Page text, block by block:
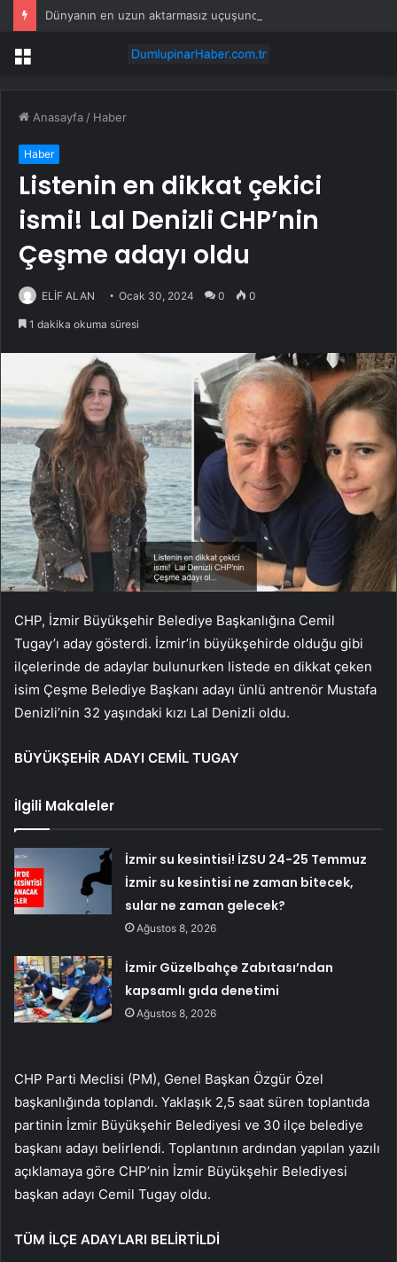
Menü
Anasayfa / Haber
Haber
Listenin en dikkat çekici
ismi! Lal Denizli CHP’nin
Çeşme adayı oldu
ELİF ALAN Ocak 30, 2024 0 0
1 dakika okuma süresi
CHP, İzmir Büyükşehir Belediye Başkanlığına Cemil
Tugay’ı aday gösterdi. İzmir’in büyükşehirde olduğu gibi
ilçelerinde de adaylar bulunurken listede en dikkat çeken
isim Çeşme Belediye Başkanı adayı ünlü antrenör Mustafa
Denizli’nin 32 yaşındaki kızı Lal Denizli oldu.
BÜYÜKŞEHİR ADAYI CEMİL TUGAY
İlgili Makaleler
İzmir su kesintisi! İZSU 24-25 Temmuz
İzmir su kesintisi ne zaman bitecek,
sular ne zaman gelecek?
Ağustos 8, 2026
İzmir Güzelbahçe Zabıtası’ndan
kapsamlı gıda denetimi
Ağustos 8, 2026
CHP Parti Meclisi (PM), Genel Başkan Özgür Özel
başkanlığında toplandı. Yaklaşık 2,5 saat süren toplantıda
partinin İzmir Büyükşehir Belediyesi ve 30 ilçe belediye
başkanı adayı belirlendi. Toplantının ardından yapılan yazılı
açıklamaya göre CHP’nin İzmir Büyükşehir Belediyesi
başkan adayı Cemil Tugay oldu.
TÜM İLÇE ADAYLARI BELİRTİLDİ